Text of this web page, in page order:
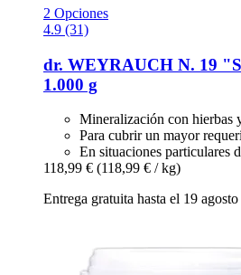
2 Opciones
4.9 (31)
dr. WEYRAUCH N. 19
1.000 g
Mineralización con hierbas
Para cubrir un mayor
En situaciones particulares
118,99 € (118,99 € / kg)
Entrega gratuita hasta el 19 agosto